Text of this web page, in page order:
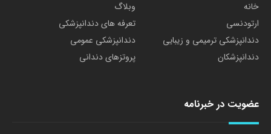
خانه
وبلاگ
ارتودنسی
تعرفه های دندانپزشکی
دندانپزشکی ترمیمی و زیبایی
دندانپزشکی عمومی
دندانپزشکان
پروتزهای دندانی
عضویت در خبرنامه